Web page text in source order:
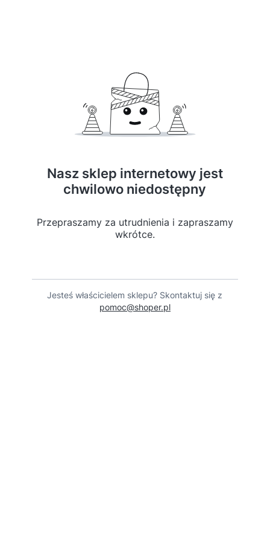
Nasz sklep internetowy jest
chwilowo niedostępny
Przepraszamy za utrudnienia i zapraszamy
wkrótce.
Jesteś właścicielem sklepu? Skontaktuj się z
pomoc@shoper.pl